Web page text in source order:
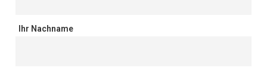
Ihr Nachname